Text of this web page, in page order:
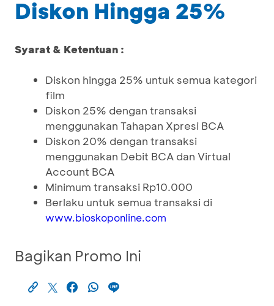
Diskon Hingga 25%
Syarat & Ketentuan :
Diskon hingga 25% untuk semua kategori
film
Diskon 25% dengan transaksi
menggunakan Tahapan Xpresi BCA
Diskon 20% dengan transaksi
menggunakan Debit BCA dan Virtual
Account BCA
Minimum transaksi Rp10.000
Berlaku untuk semua transaksi di
www.bioskoponline.com
Bagikan Promo Ini